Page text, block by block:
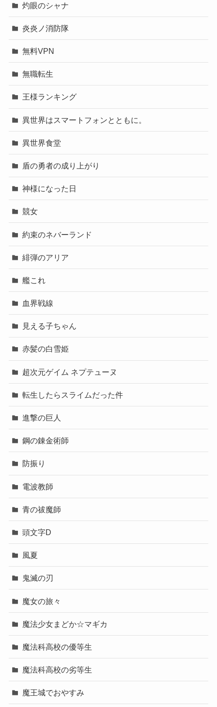
灼眼のシャナ
炎炎ノ消防隊
無料VPN
無職転生
王様ランキング
異世界はスマートフォンとともに。
異世界食堂
盾の勇者の成り上がり
神様になった日
競女
約束のネバーランド
緋弾のアリア
艦これ
血界戦線
見える子ちゃん
赤髪の白雪姫
超次元ゲイム ネプテューヌ
転生したらスライムだった件
進撃の巨人
鋼の錬金術師
防振り
電波教師
青の祓魔師
頭文字D
風夏
鬼滅の刃
魔女の旅々
魔法少女まどか☆マギカ
魔法科高校の優等生
魔法科高校の劣等生
魔王城でおやすみ